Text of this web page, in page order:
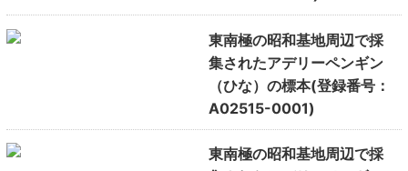
東南極の昭和基地周辺で採
集されたアデリーペンギン
（ひな）の標本(登録番号：
A02515-0001)
東南極の昭和基地周辺で採